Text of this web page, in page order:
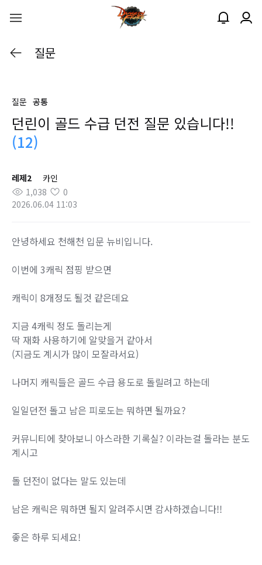
질문
질문 공통
던린이 골드 수급 던전 질문 있습니다!!
(12)
레제2
카인
1,038
0
2026.06.04 11:03
안녕하세요 천해천 입문 뉴비입니다.
이번에 3캐릭 점핑 받으면
캐릭이 8개정도 될것 같은데요
지금 4캐릭 정도 돌리는게
딱 재화 사용하기에 알맞을거 같아서
(지금도 계시가 많이 모잘라서요)
나머지 캐릭들은 골드 수급 용도로 돌릴려고 하는데
일일던전 돌고 남은 피로도는 뭐하면 될까요?
커뮤니티에 찾아보니 아스라한 기록실? 이라는걸 돌라는 분도
계시고
돌 던전이 없다는 말도 있는데
남은 캐릭은 뭐하면 될지 알려주시면 감사하겠습니다!!
좋은 하루 되세요!